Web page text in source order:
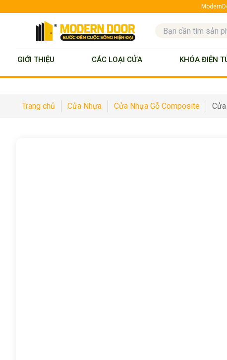
GIỚI THIỆU CÁC LOẠI CỬA KHÓA ĐIỆN
Trang chủ Cửa Nhựa Cửa Nhựa Gỗ Composite